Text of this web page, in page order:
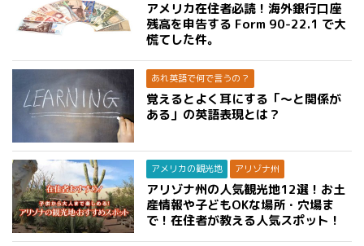
アメリカ在住者必読！海外銀行口座
残高を申告する Form 90-22.1 で大
慌てした件。
あれ英語で何で言うの？
覚えるとよく耳にする「〜と関係が
ある」の英語表現とは？
アメリカの観光地 アリゾナ州
アリゾナ州の人気観光地12選！お土
産情報や子どもOKな場所・穴場ま
で！在住者が教える人気スポット！